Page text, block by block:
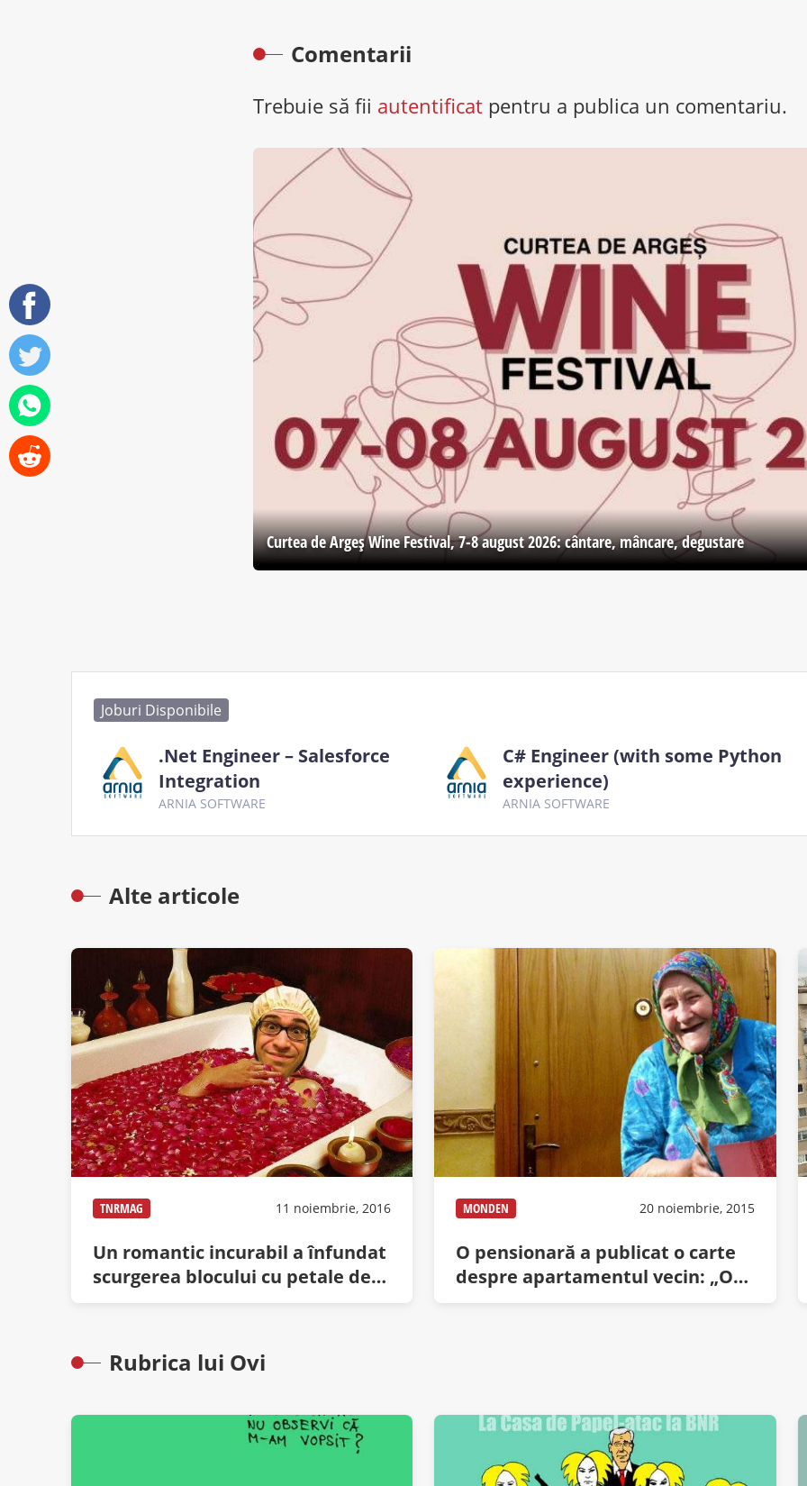
Comentarii
Trebuie să fii autentificatpentru a publica un comentariu.
Curtea de Argeş Wine Festival, 7-8 august 2026: cântare, mâncare, degustare
Joburi Disponibile
.Net Engineer – Salesforce
Integration
ARNIA SOFTWARE
C# Engineer (with some Python
experience)
ARNIA SOFTWARE
Alte articole
TNRMAG 11 noiembrie, 2016
Un romantic incurabil a înfundat
scurgerea blocului cu petale de
trandafir și ceară de la lumânări
MONDEN 20 noiembrie, 2015
O pensionară a publicat o carte
despre apartamentul vecin: „O
viață prin vizor”
Rubrica lui Ovi